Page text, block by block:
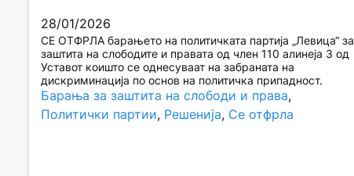
28/01/2026
СЕ ОТФРЛА барањето на политичката партија „Левица“ за
заштита на слободите и правата од член 110 алинеја 3 од
Уставот коишто се однесуваат на забраната на
дискриминација по основ на политичка припадност.
Барања за заштита на слободи и права
Политички партии, Решенија, Се отфрла